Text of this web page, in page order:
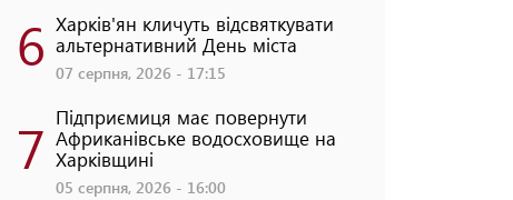
6 Харків'ян кличуть відсвяткувати
альтернативний День міста
07 серпня, 2026 - 17:15
7 Підприємиця має повернути
Африканівське водосховище на
Харківщині
05 серпня, 2026 - 16:00